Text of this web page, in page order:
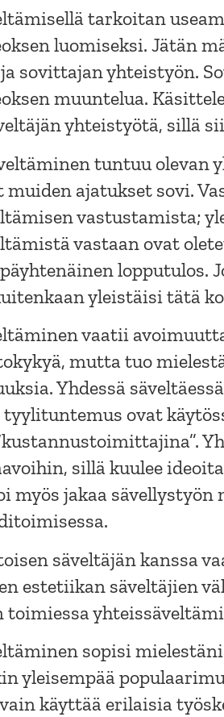
tarkoitan
luomiseksi. Jätän
sovittajan yhteistyön.
muuntelua.
yhteistyötä, sillä
tuntuu olevan
muiden ajatukset sovi.
vastustamista;
vastaan ovat
lopputulos.
yleistäisi tätä
vaatii
mutta tuo
Yhdessä
ovat
sillä kuulee
myös jakaa
säveltäjän kanssa
estetiikan säveltäjien
sopisi
yleisempää
käyttää erilaisia